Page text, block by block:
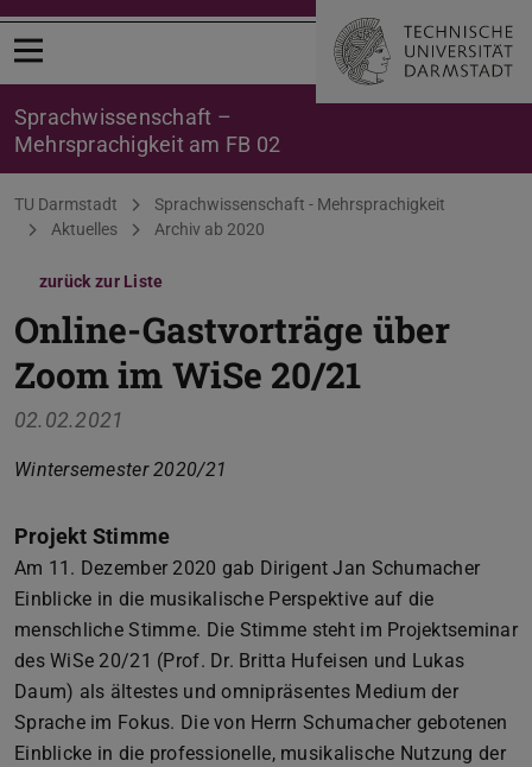
Menü öffnen
Sprachwissenschaft –
Mehrsprachigkeit am FB 02
Sie befinden sich hier:
TU Darmstadt
Sprachwissenschaft - Mehrsprachigkeit
Aktuelles
Archiv ab 2020
zurück zur Liste
Online-Gastvorträge über
Zoom im WiSe 20/21
02.02.2021
Wintersemester 2020/21
Projekt Stimme
Am 11. Dezember 2020 gab Dirigent Jan Schumacher
Einblicke in die musikalische Perspektive auf die
menschliche Stimme. Die Stimme steht im Projektseminar
des WiSe 20/21 (Prof. Dr. Britta Hufeisen und Lukas
Daum) als ältestes und omnipräsentes Medium der
Sprache im Fokus. Die von Herrn Schumacher gebotenen
Einblicke in die professionelle, musikalische Nutzung der